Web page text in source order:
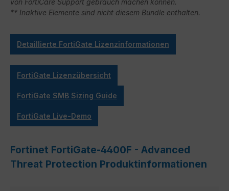
von FortiCare Support gebrauch machen können.
** Inaktive Elemente sind nicht diesem Bundle enthalten.
Detaillierte FortiGate Lizenzinformationen
FortiGate Lizenzübersicht
FortiGate SMB Sizing Guide
FortiGate Live-Demo
Fortinet FortiGate-4400F - Advanced
Threat Protection Produktinformationen